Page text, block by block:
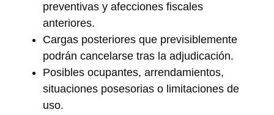
preventivas y afecciones fiscales
anteriores.
Cargas posteriores que previsiblemente
podrán cancelarse tras la adjudicación.
Posibles ocupantes, arrendamientos,
situaciones posesorias o limitaciones de
uso.